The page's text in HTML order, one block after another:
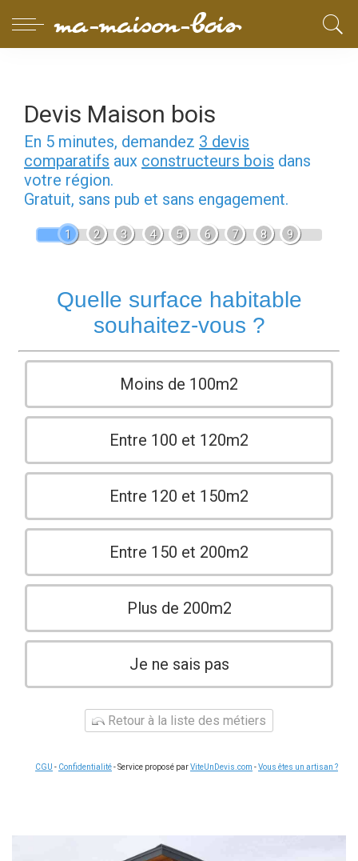
Devis Maison bois
En 5 minutes, demandez 3 devis
comparatifs aux constructeurs bois dans
votre région.
Gratuit, sans pub et sans engagement.
1 2 3 4 5 6 7 8 9
Quelle surface habitable
souhaitez-vous ?
Moins de 100m2
Entre 100 et 120m2
Entre 120 et 150m2
Entre 150 et 200m2
Plus de 200m2
Je ne sais pas
Retour à la liste des métiers
CGU - Confidentialité- Service proposé parViteUnDevis.com -Vous êtes un artisan ?